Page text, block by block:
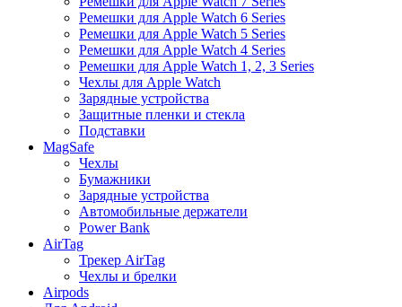
Ремешки для Apple Watch 6 Series
Ремешки для Apple Watch 5 Series
Ремешки для Apple Watch 4 Series
Ремешки для Apple Watch 1, 2, 3 Series
Чехлы для Apple Watch
Зарядные устройства
Защитные пленки и стекла
Подставки
MagSafe
Чехлы
Бумажники
Зарядные устройства
Автомобильные держатели
Power Bank
AirTag
Трекер AirTag
Чехлы и брелки
Airpods